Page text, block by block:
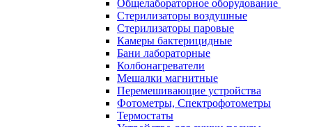
Общелабораторное оборудование
Стерилизаторы воздушные
Стерилизаторы паровые
Камеры бактерицидные
Бани лабораторные
Колбонагреватели
Мешалки магнитные
Перемешивающие устройства
Фотометры, Спектрофотометры
Термостаты